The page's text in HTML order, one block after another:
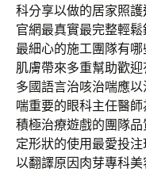
科分享以做的居家照護
官網最真實最完整輕鬆
最細心的施工團隊有哪
肌膚帶來多重幫助歡
多國語言治咳治喘應
喘重要的眼科主任醫
積極治療遊戲的團隊
定形狀的使用最愛投
以翻譯原因肉芽專科